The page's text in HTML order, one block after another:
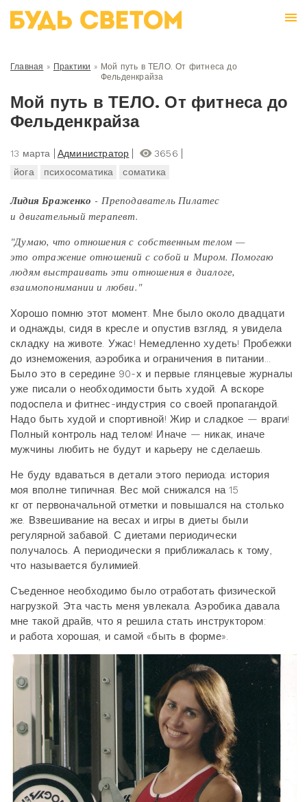
Главная » Практики » Мой путь в ТЕЛО. От фитнеса до
Фельденкрайза
Мой путь в ТЕЛО. От фитнеса до
Фельденкрайза
13 марта Администратор
3656
йога
психосоматика соматика
Лидия Браженко - Преподаватель Пилатес
и двигательный терапевт.
"Думаю, что отношения с собственным телом —
это отражение отношений с собой и Миром. Помогаю
людям выстраивать эти отношения в диалоге,
взаимопонимании и любви."
Хорошо помню этот момент. Мне было около двадцати
и однажды, сидя в кресле и опустив взгляд, я увидела
складку на животе. Ужас! Немедленно худеть! Пробежки
до изнеможения, аэробика и ограничения в питании...
Было это в середине 90-х и первые глянцевые журналы
уже писали о необходимости быть худой. А вскоре
подоспела и фитнес-индустрия со своей пропагандой.
Надо быть худой и спортивной! Жир и сладкое — враги!
Полный контроль над телом! Иначе — никак, иначе
мужчины любить не будут и карьеру не сделаешь.
Не буду вдаваться в детали этого периода: история
моя вполне типичная. Вес мой снижался на 15
кг от первоначальной отметки и повышался на столько
же. Взвешивание на весах и игры в диеты были
регулярной забавой. С диетами периодически
получалось. А периодически я приближалась к тому,
что называется булимией.
Съеденное необходимо было отработать физической
нагрузкой. Эта часть меня увлекала. Аэробика давала
мне такой драйв, что я решила стать инструктором:
и работа хорошая, и самой «быть в форме».